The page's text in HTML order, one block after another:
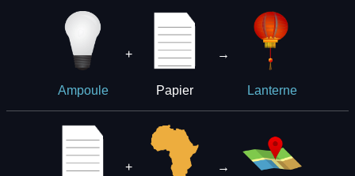
Ampoule
+
Papier
→
Lanterne
+ →